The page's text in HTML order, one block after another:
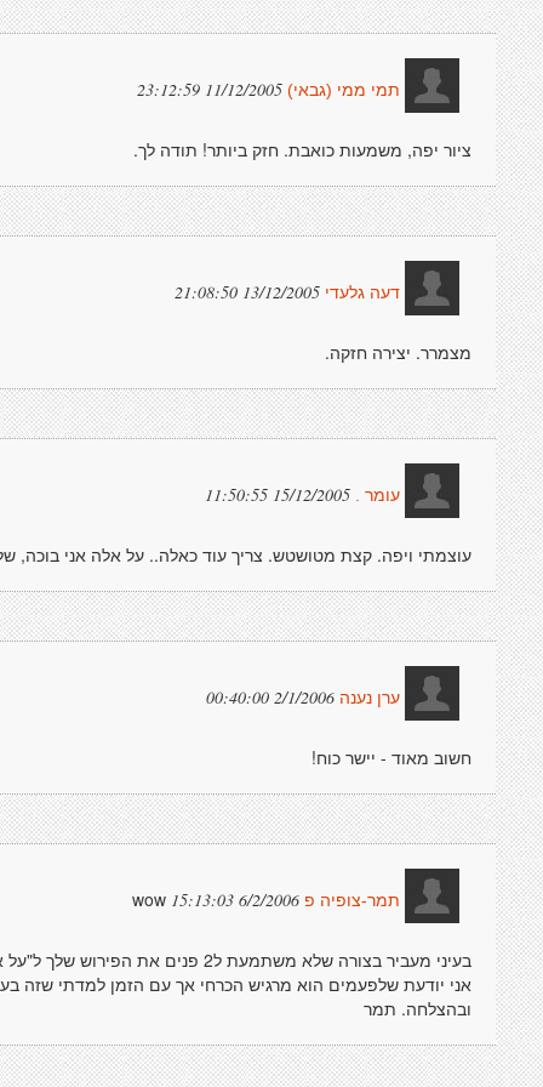
תמי ממי (גבאי) 11/12/2005 23:12:59
ציור יפה, משמעות כואבת. חזק ביותר! תודה לך.
דעה גלעדי 13/12/2005 21:08:50
מצמרר. יצירה חזקה.
עומר . 15/12/2005 11:50:55
עוצמתי ויפה. קצת מטושטש. צריך עוד כאלה.. על אלה אני בוכה,
ערן נענה 2/1/2006 00:40:00
חשוב מאוד - יישר כוח!
תמר-צופיה פ 6/2/2006 15:13:03
wow
בעיני מעביר בצורה שלא משתמעת ל2
אני יודעת שלפעמים הוא מרגיש הכרחי אך עם הזמן למדתי שזה
ובהצלחה. תמר